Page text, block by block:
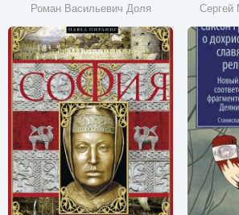
Роман Васильевич Доля Сергей